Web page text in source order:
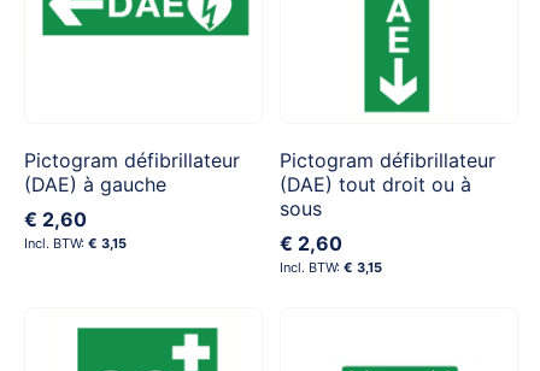
Pictogram défibrillateur
(DAE) à gauche
€ 2,60
€ 3,15
Pictogram défibrillateur
(DAE) tout droit ou à
sous
€ 2,60
€ 3,15